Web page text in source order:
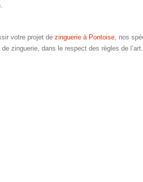
votre projet de zinguerie à Pontoise, nos
zinguerie, dans le respect des règles de l’art.